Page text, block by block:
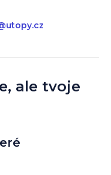
utopy.cz
ale tvoje